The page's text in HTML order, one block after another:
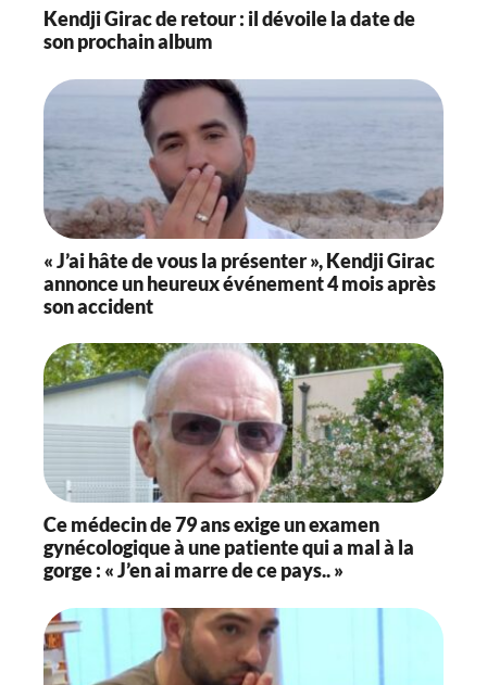
Kendji Girac de retour : il dévoile la date de
son prochain album
« J’ai hâte de vous la présenter », Kendji Girac
annonce un heureux événement 4 mois après
son accident
Ce médecin de 79 ans exige un examen
gynécologique à une patiente qui a mal à la
gorge : « J’en ai marre de ce pays.. »